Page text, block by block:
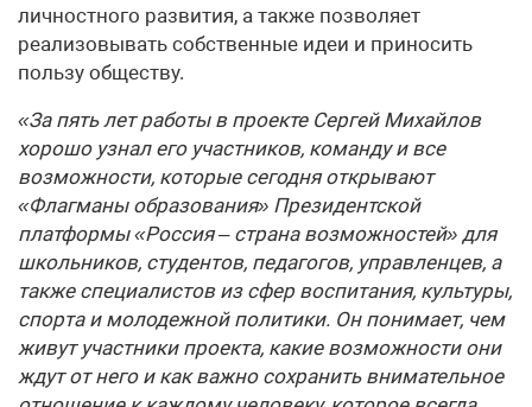
личностного развития, а также позволяет
реализовывать собственные идеи и приносить
пользу обществу.
«За пять лет работы в проекте Сергей Михайлов
хорошо узнал его участников, команду и все
возможности, которые сегодня открывают
«Флагманы образования» Президентской
платформы «Россия – страна возможностей» для
школьников, студентов, педагогов, управленцев, а
также специалистов из сфер воспитания, культуры,
спорта и молодежной политики. Он понимает, чем
живут участники проекта, какие возможности они
ждут от него и как важно сохранить внимательное